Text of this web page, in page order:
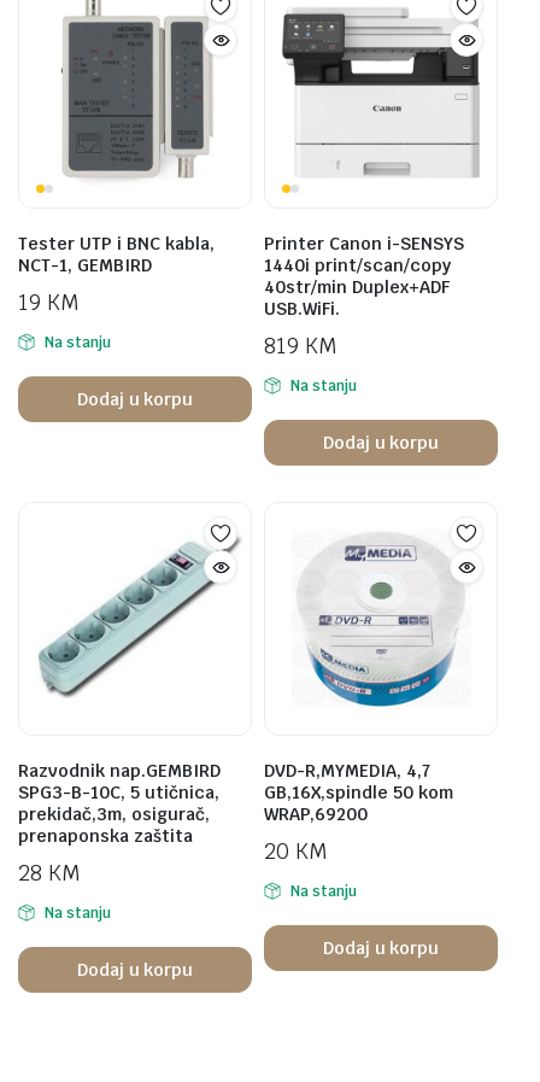
Tester UTP i BNC kabla,
NCT-1, GEMBIRD
19 KM
Na stanju
Dodaj u korpu
Printer Canon i-SENSYS
1440i print/scan/copy
40str/min Duplex+ADF
USB.WiFi.
819 KM
Na stanju
Dodaj u korpu
Razvodnik nap.GEMBIRD
SPG3-B-10C, 5 utičnica,
prekidač,3m, osigurač,
prenaponska zaštita
28 KM
Na stanju
Dodaj u korpu
DVD-R,MYMEDIA, 4,7
GB,16X,spindle 50 kom
WRAP,69200
20 KM
Na stanju
Dodaj u korpu